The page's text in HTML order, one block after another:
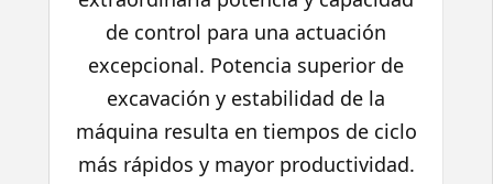
de control para una actuación
excepcional. Potencia superior de
excavación y estabilidad de la
máquina resulta en tiempos de ciclo
más rápidos y mayor productividad.